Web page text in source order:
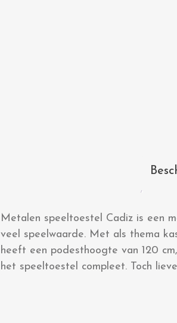
Metalen speeltoestel Cadiz is een
veel speelwaarde. Met als thema
heeft een podesthoogte van 120
het speeltoestel compleet. Toch